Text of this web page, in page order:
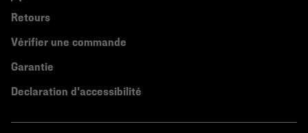
Retours
Vérifier une commande
Garantie
Declaration d'accessibilité